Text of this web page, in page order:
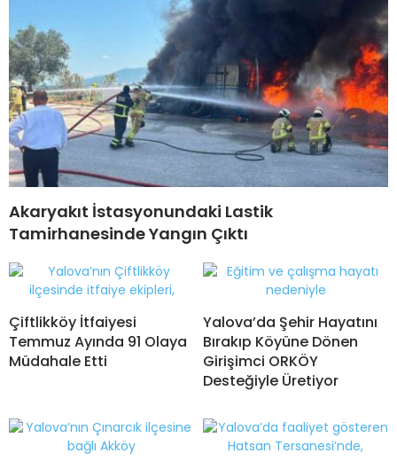
Akaryakıt İstasyonundaki Lastik
Tamirhanesinde Yangın Çıktı
Çiftlikköy İtfaiyesi
Temmuz Ayında 91 Olaya
Müdahale Etti
Yalova’da Şehir Hayatını
Bırakıp Köyüne Dönen
Girişimci ORKÖY
Desteğiyle Üretiyor